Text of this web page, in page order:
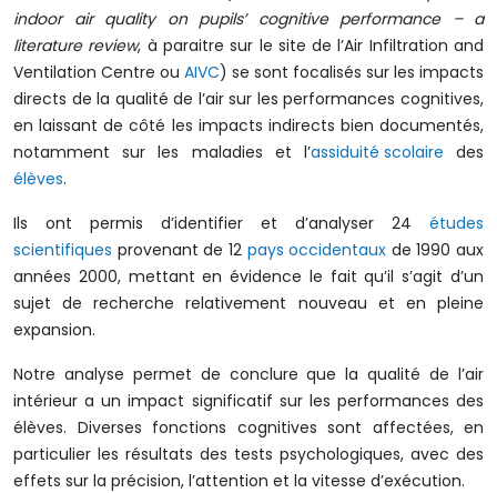
indoor air quality on pupils’ cognitive performance – a
literature review, à paraitre sur le site de l’Air Infiltration and
Ventilation Centre ou AIVC) se sont focalisés sur les impacts
directs de la qualité de l’air sur les performances cognitives,
en laissant de côté les impacts indirects bien documentés,
notamment sur les maladies et l’assiduité scolaire des
élèves.
Ils ont permis d’identifier et d’analyser 24 études
scientifiques provenant de 12 pays occidentaux de 1990 aux
années 2000, mettant en évidence le fait qu’il s’agit d’un
sujet de recherche relativement nouveau et en pleine
expansion.
Notre analyse permet de conclure que la qualité de l’air
intérieur a un impact significatif sur les performances des
élèves. Diverses fonctions cognitives sont affectées, en
particulier les résultats des tests psychologiques, avec des
effets sur la précision, l’attention et la vitesse d’exécution.